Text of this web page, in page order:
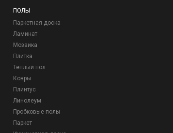
ПОЛЫ
Паркетная доска
Ламинат
Мозаика
Плитка
Теплый пол
Ковры
Плинтус
Линолеум
Пробковые полы
Паркет